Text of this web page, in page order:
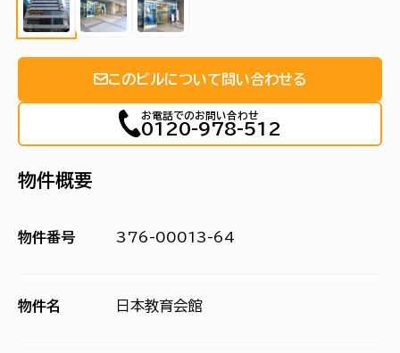
このビルについて問い合わせる
お電話でのお問い合わせ
0120-978-512
物件概要
物件番号 376-00013-64
物件名 日本教育会館